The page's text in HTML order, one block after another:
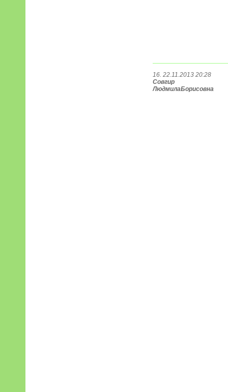
16. 22.11.2013 20:28
Совгир
ЛюдмилаБорисовна